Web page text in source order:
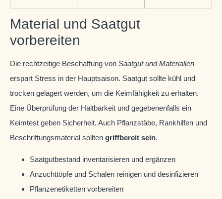
Material und Saatgut
vorbereiten
Die rechtzeitige Beschaffung von Saatgut und Materialien
erspart Stress in der Hauptsaison. Saatgut sollte kühl und
trocken gelagert werden, um die Keimfähigkeit zu erhalten.
Eine Überprüfung der Haltbarkeit und gegebenenfalls ein
Keimtest geben Sicherheit. Auch Pflanzstäbe, Rankhilfen und
Beschriftungsmaterial sollten griffbereit sein.
Saatgutbestand inventarisieren und ergänzen
Anzuchttöpfe und Schalen reinigen und desinfizieren
Pflanzenetiketten vorbereiten